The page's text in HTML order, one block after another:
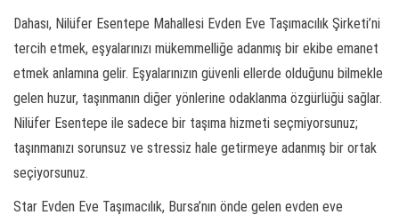
Dahası, Nilüfer Esentepe Mahallesi Evden Eve Taşımacılık Şirketi’ni
tercih etmek, eşyalarınızı mükemmelliğe adanmış bir ekibe emanet
etmek anlamına gelir. Eşyalarınızın güvenli ellerde olduğunu bilmekle
gelen huzur, taşınmanın diğer yönlerine odaklanma özgürlüğü sağlar.
Nilüfer Esentepe ile sadece bir taşıma hizmeti seçmiyorsunuz;
taşınmanızı sorunsuz ve stressiz hale getirmeye adanmış bir ortak
seçiyorsunuz.
Star Evden Eve Taşımacılık, Bursa’nın önde gelen evden eve